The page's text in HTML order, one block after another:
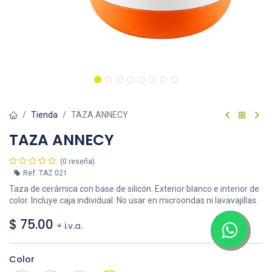
Tienda TAZA ANNECY
TAZA ANNECY
(0 reseña)
Ref. TAZ 021
Taza de cerámica con base de silicón. Exterior blanco e interior de
color. Incluye caja individual. No usar en microondas ni lavavajillas.
$ 75.00 + i.v.a.
Color